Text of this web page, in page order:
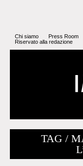
Chi siamo Press Room
Riservato alla redazione
TAG /